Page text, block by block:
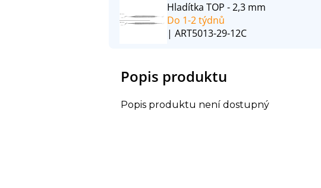
Popis produktu
Popis produktu není dostupný
Hladítka TOP - 2,3 mm
Do 1-2 týdnů
| ART5013-29-12C